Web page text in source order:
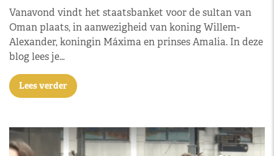
Vanavond vindt het staatsbanket voor de sultan van
Oman plaats, in aanwezigheid van koning Willem-
Alexander, koningin Máxima en prinses Amalia. In deze
blog lees je…
Lees verder